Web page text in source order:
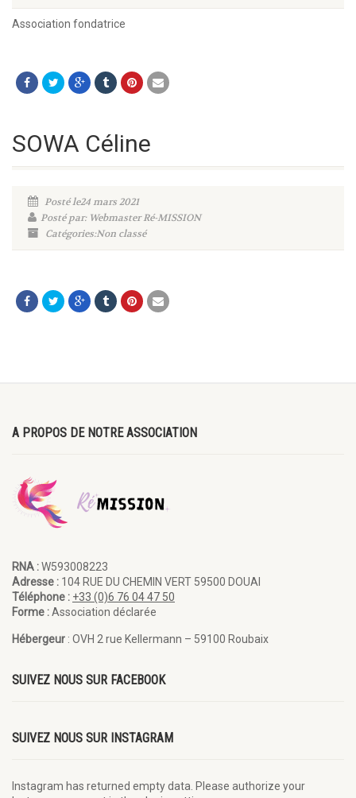
Association fondatrice
SOWA Céline
Posté le24 mars 2021
Posté par: Webmaster Ré-MISSION
Catégories:Non classé
A PROPOS DE NOTRE ASSOCIATION
RNA :W593008223
Adresse : 104 RUE DU CHEMIN VERT 59500 DOUAI
Téléphone : +33 (0)6 76 04 47 50
Forme :Association déclarée
Hébergeur : OVH 2 rue Kellermann – 59100 Roubaix
SUIVEZ NOUS SUR FACEBOOK
SUIVEZ NOUS SUR INSTAGRAM
Instagram has returned empty data. Please authorize your